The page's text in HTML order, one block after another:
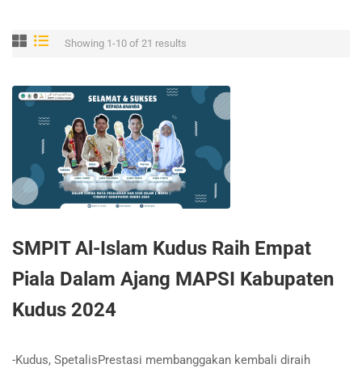
Showing 1-10 of 21 results
SMPIT Al-Islam Kudus Raih Empat
Piala Dalam Ajang MAPSI Kabupaten
Kudus 2024
-Kudus, SpetalisPrestasi membanggakan kembali diraih